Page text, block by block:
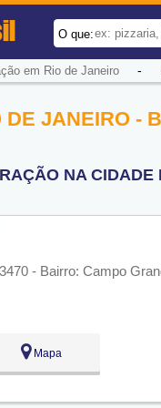
O que:
em Rio de Janeiro-
DE JANEIRO -
NA
- Bairro: Campo
Mapa